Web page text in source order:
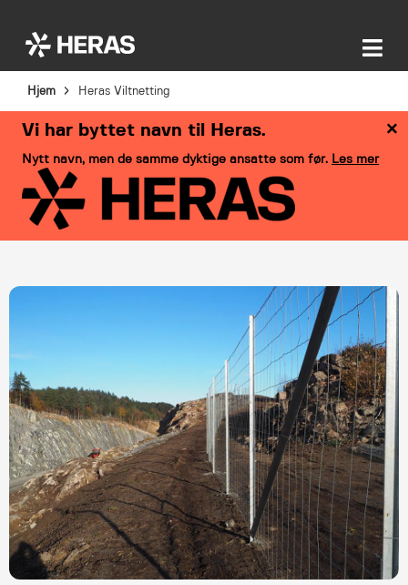
Hjem Heras Viltnetting
×
Vi har byttet navn til Heras.
Nytt navn, men de samme dyktige ansatte som før. Les mer